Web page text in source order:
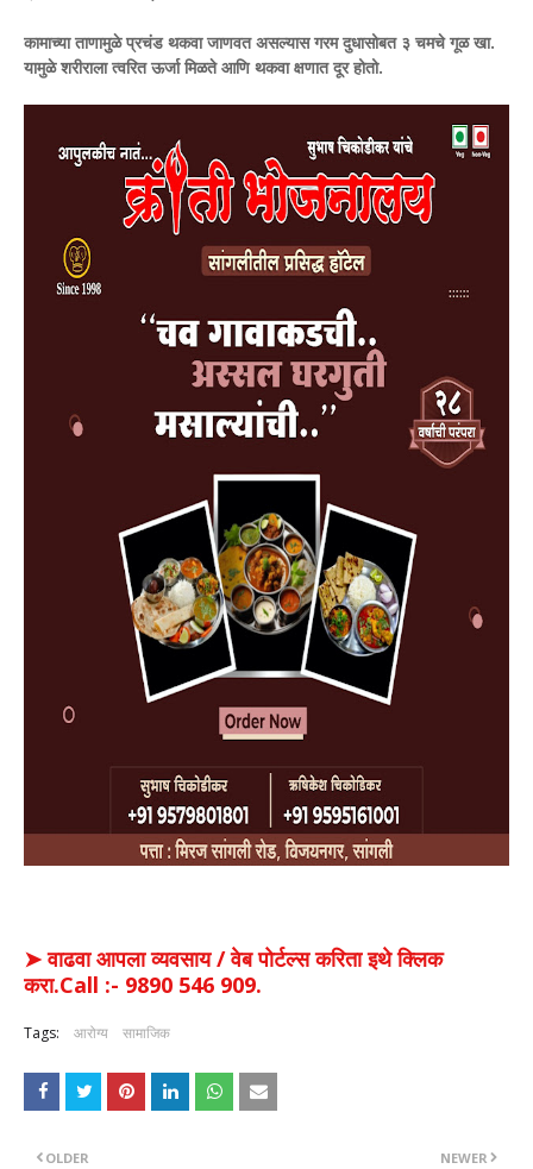
कामाच्या ताणामुळे प्रचंड थकवा जाणवत असल्यास गरम दुधासोबत ३ चमचे गूळ खा.
यामुळे शरीराला त्वरित ऊर्जा मिळते आणि थकवा क्षणात दूर होतो.
➤ वाढवा आपला व्यवसाय / वेब पोर्टल्स करिता इथे क्लिक
करा.Call :- 9890 546 909.
Tags: आरोग्य सामाजिक
NEWER
OLDER